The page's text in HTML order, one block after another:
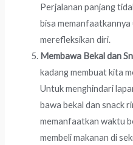
Perjalanan panjang
bisa
merefleksikan diri.
Membawa Bekal dan
kadang membuat kita
Untuk menghindari
bawa bekal dan snack
memanfaatkan waktu
membeli makanan di